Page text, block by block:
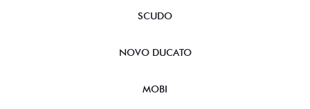
SCUDO
NOVO DUCATO
MOBI